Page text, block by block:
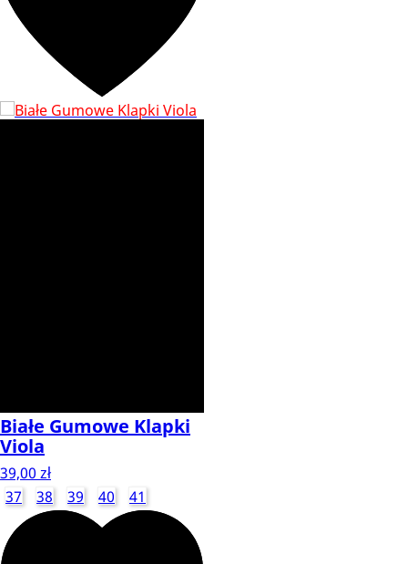
Białe Gumowe Klapki
Viola
39,00 zł
37
38 39 40 41